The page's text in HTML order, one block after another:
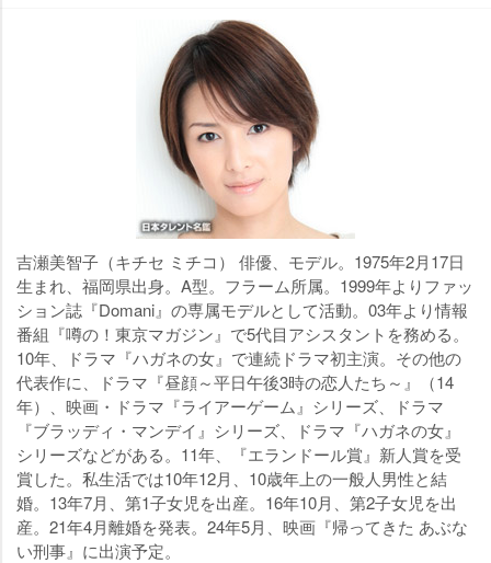
吉瀬美智子（キチセ ミチコ） 俳優、モデル。1975年2月17日
生まれ、福岡県出身。A型。フラーム所属。1999年よりファッ
ション誌『Domani』の専属モデルとして活動。03年より情報
番組『噂の！東京マガジン』で5代目アシスタントを務める。
10年、ドラマ『ハガネの女』で連続ドラマ初主演。その他の
代表作に、ドラマ『昼顔～平日午後3時の恋人たち～』（14
年）、映画・ドラマ『ライアーゲーム』シリーズ、ドラマ
『ブラッディ・マンデイ』シリーズ、ドラマ『ハガネの女』
シリーズなどがある。11年、『エランドール賞』新人賞を受
賞した。私生活では10年12月、10歳年上の一般人男性と結
婚。13年7月、第1子女児を出産。16年10月、第2子女児を出
産。21年4月離婚を発表。24年5月、映画『帰ってきた あぶな
い刑事』に出演予定。